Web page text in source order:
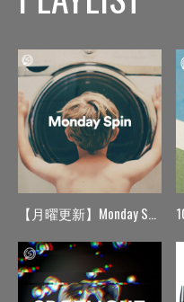
【月曜更新】Monday Spin